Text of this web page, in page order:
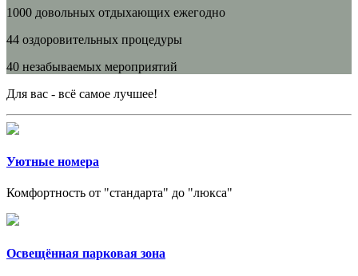
1000 довольных отдыхающих ежегодно
44 оздоровительных процедуры
40 незабываемых мероприятий
Для вас - всё самое лучшее!
Уютные номера
Комфортность от "стандарта" до "люкса"
Освещённая парковая зона